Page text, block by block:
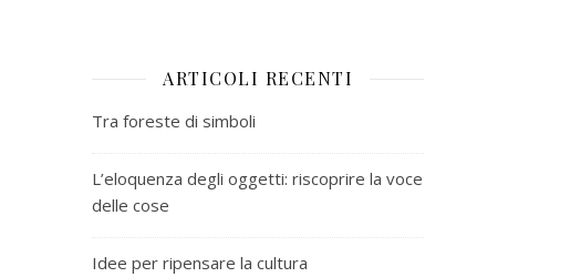
ARTICOLI RECENTI
Tra foreste di simboli
L’eloquenza degli oggetti: riscoprire la voce
delle cose
Idee per ripensare la cultura